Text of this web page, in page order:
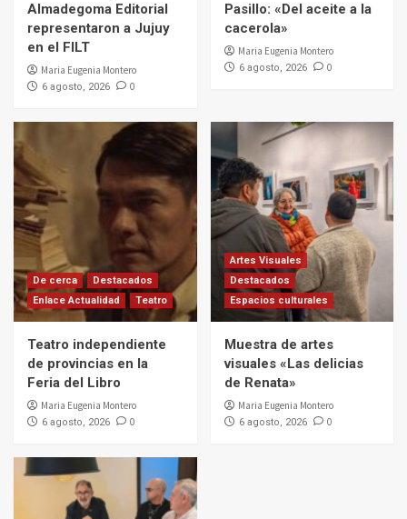
Almadegoma Editorial
representaron a Jujuy
en el FILT
Maria Eugenia Montero
6 agosto, 2026 0
Pasillo: «Del aceite a la
cacerola»
Maria Eugenia Montero
6 agosto, 2026 0
De cerca
Destacados
Enlace Actualidad
Teatro
Teatro independiente
de provincias en la
Feria del Libro
Maria Eugenia Montero
6 agosto, 2026 0
Artes Visuales
Destacados
Espacios culturales
Muestra de artes
visuales «Las delicias
de Renata»
Maria Eugenia Montero
6 agosto, 2026 0